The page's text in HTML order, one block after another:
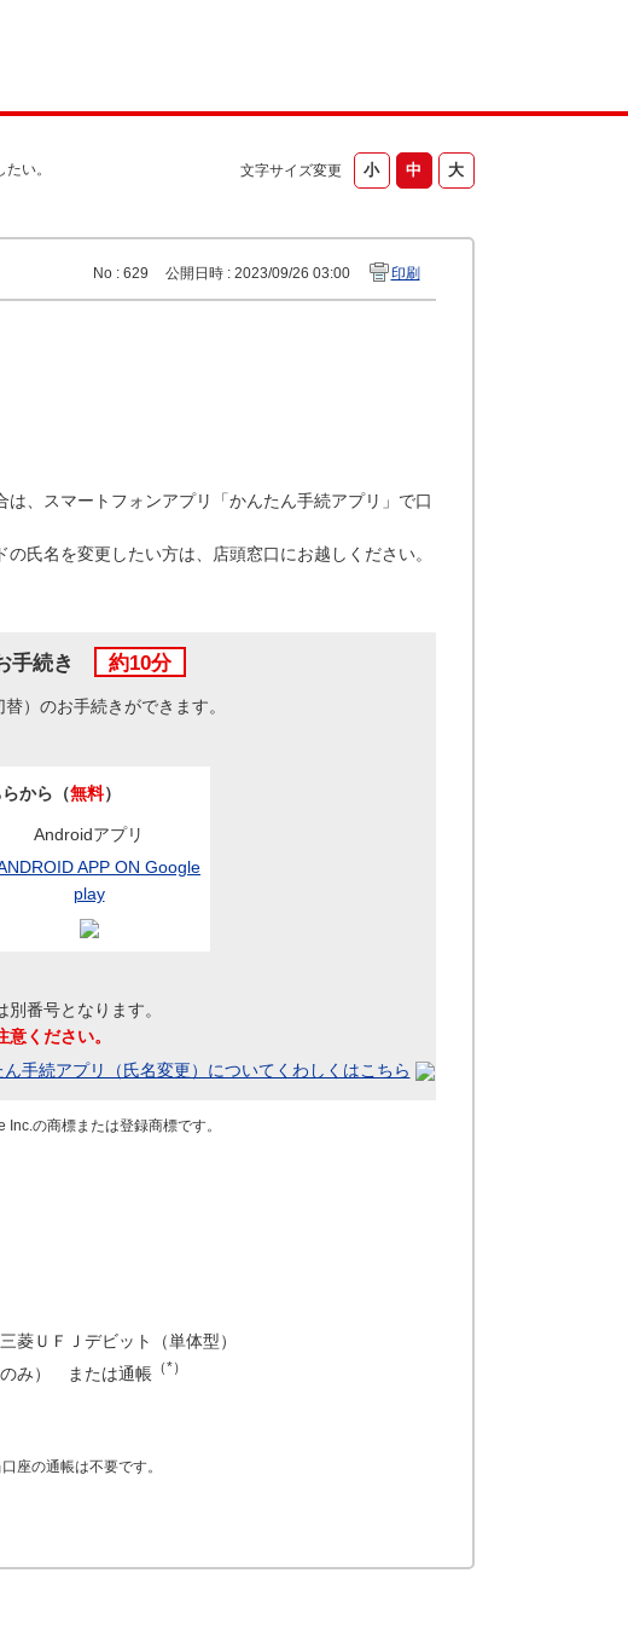
文字サイズ変更
い。
No : 629 公開日時 : 2023/09/26 03:00 印刷
、スマートフォンアプリ「かんたん手続アプリ」で口
氏名を変更したい方は、店頭窓口にお越しください。
手続き 約10分
）のお手続きができます。
から（無料）
Androidアプリ
番号となります。
ください。
ん手続アプリ（氏名変更）についてくわしくはこちら
の商標または登録商標です。
ＵＦＪデビット（単体型）
のみ） または通帳 （*）
座の通帳は不要です。